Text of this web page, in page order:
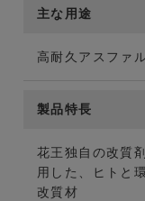
主な用途
高耐久アスファ
製品特長
花王独自の改質
用した、ヒトと
改質材